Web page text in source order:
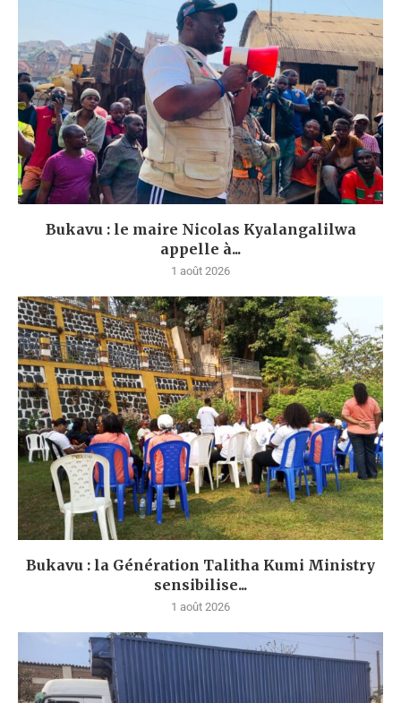
Bukavu : le maire Nicolas Kyalangalilwa
appelle à...
1 août 2026
Bukavu : la Génération Talitha Kumi Ministry
sensibilise...
1 août 2026